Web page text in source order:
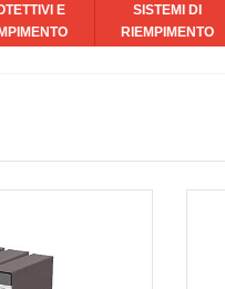
E
SISTEMI DI
RIEMPIMENTO